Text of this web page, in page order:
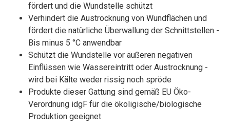
fördert und die Wundstelle schützt
Verhindert die Austrocknung von Wundflächen und
fördert die natürliche Überwallung der Schnittstellen -
Bis minus 5 °C anwendbar
Schützt die Wundstelle vor äußeren negativen
Einflüssen wie Wassereintritt oder Austrocknung -
wird bei Kälte weder rissig noch spröde
Produkte dieser Gattung sind gemäß EU Öko-
Verordnung idgF für die ökoligische/biologische
Produktion geeignet